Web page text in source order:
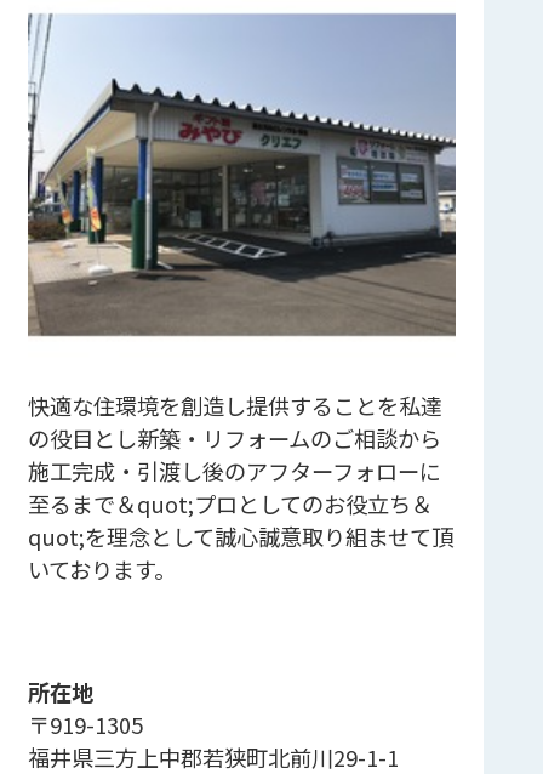
快適な住環境を創造し提供することを私達
の役目とし新築・リフォームのご相談から
施工完成・引渡し後のアフターフォローに
至るまで＆quot;プロとしてのお役立ち＆
quot;を理念として誠心誠意取り組ませて頂
いております。
所在地
〒919-1305
福井県三方上中郡若狭町北前川29-1-1